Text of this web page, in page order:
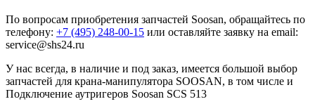
По вопросам приобретения запчастей Soosan, обращайтесь по
телефону: +7 (495) 248-00-15 или оставляйте заявку на email:
service@shs24.ru
У нас всегда, в наличие и под заказ, имеется большой выбор
запчастей для крана-манипулятора SOOSAN, в том числе и
Подключение аутригеров Soosan SCS 513